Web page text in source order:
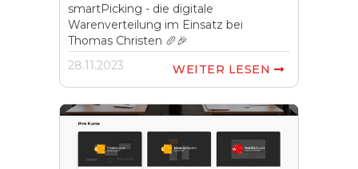
smartPicking - die digitale
Warenverteilung im Einsatz bei
Thomas Christen 🥖🎉
28.11.2023
WEITER LESEN 